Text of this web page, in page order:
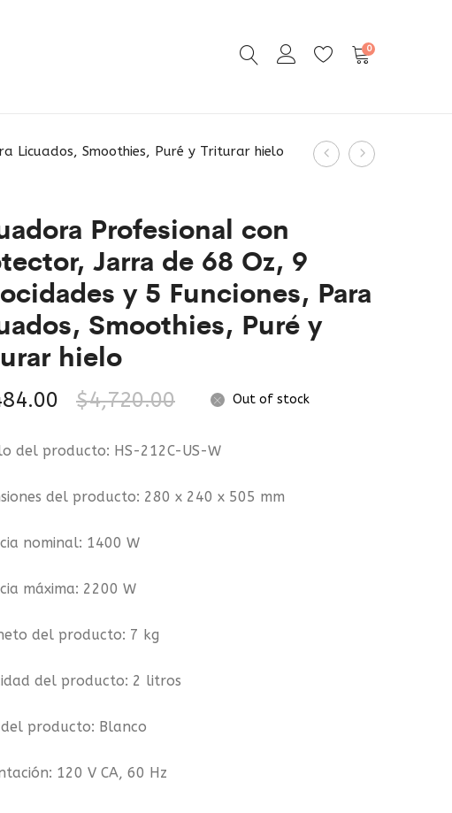
0
Licuados, Smoothies, Puré y Triturar hielo
Product
Gabinete
cerradura
Gato
de
Profesional con
Jarra de 68 Oz, 9
y 5 Funciones, Para
Smoothies, Puré y
hielo
$4,720.00 Out of stock
del producto: HS-212C-US-W
del producto: 280 x 240 x 505 mm
nominal: 1400 W
máxima: 2200 W
del producto: 7 kg
del producto: 2 litros
producto: Blanco
120 V CA, 60 Hz